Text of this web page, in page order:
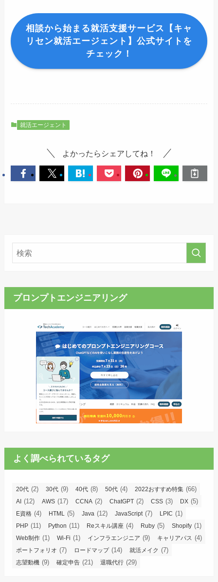
相談から始まる就活支援サービス【キャ
リセン就活エージェント】公式サイトを
チェック！
就活エージェント
よかったらシェアしてね！
プロンプトエンジニアリング
よく調べられているタグ
20代 (2) 30代 (9) 40代 (8) 50代 (4) 2022おすすめ特集 (66)
AI (12) AWS (17) CCNA (2) ChatGPT (2) CSS (3) DX (5)
E資格 (4) HTML (5) Java (12) JavaScript(7) LPIC (1)
PHP (11) Python (11) Reスキル講座 (4) Ruby (5) Shopify (1)
Web制作 (1) Wi-Fi (1) インフラエンジニア (9) キャリアパス (4)
ポートフォリオ (7) ロードマップ(14) 就活メイク (7)
志望動機 (9) 確定申告 (21) 退職代行 (29)